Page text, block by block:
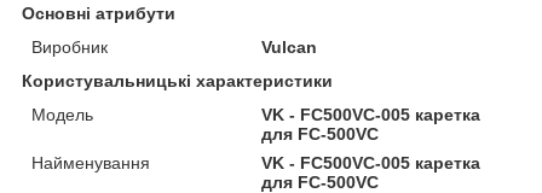
Основні атрибути
Виробник
Vulcan
Користувальницькі характеристики
Мoдель
VK - FC500VC-005 каретка
для FC-500VC
Найменування
VK - FC500VC-005 каретка
для FC-500VC